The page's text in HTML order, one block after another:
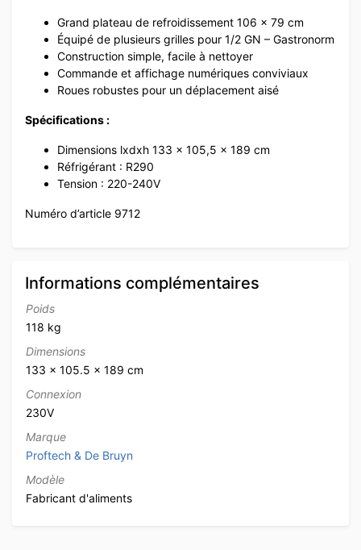
Grand plateau de refroidissement 106 x 79 cm
Équipé de plusieurs grilles pour 1/2 GN – Gastronorm
Construction simple, facile à nettoyer
Commande et affichage numériques conviviaux
Roues robustes pour un déplacement aisé
Spécifications :
Dimensions lxdxh 133 x 105,5 x 189 cm
Réfrigérant : R290
Tension : 220-240V
Numéro d’article 9712
Informations complémentaires
Poids
118 kg
Dimensions
133 × 105.5 × 189 cm
Connexion
230V
Marque
Proftech & De Bruyn
Modèle
Fabricant d'aliments